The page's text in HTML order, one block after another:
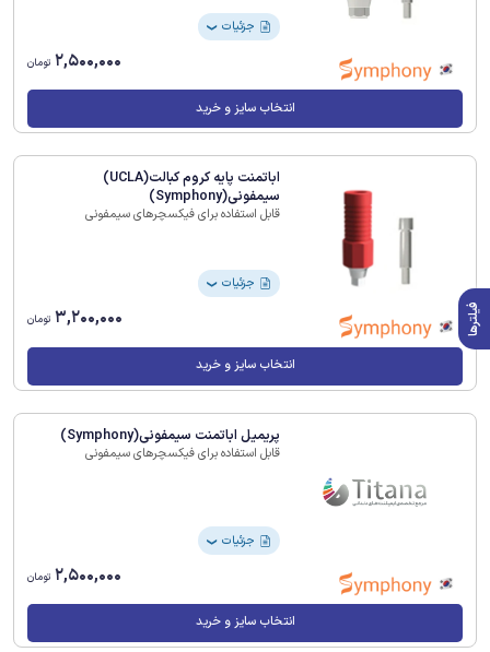
جزئیات ❯
2,500,000 تومان
انتخاب سایز و خرید
اباتمنت پایه کروم کبالت(UCLA)
سیمفونی(Symphony)
قابل استفاده برای فیکسچرهای سیمفونی
جزئیات ❯
3,200,000 تومان
انتخاب سایز و خرید
پریمیل اباتمنت سیمفونی(Symphony)
قابل استفاده برای فیکسچرهای سیمفونی
جزئیات ❯
2,500,000 تومان
انتخاب سایز و خرید
فیلترها